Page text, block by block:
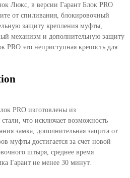
Люкс, в версии Гарант Блок PRO
от спиливания, блокировочный
защиту крепления муфты,
механизм и дополнительную защиту
PRO это неприступная крепость для
PRO изготовлены из
что исключает возможность
замка, дополнительная защита от
муфты достигается за счет новой
штыря, среднее время
Гарант не менее 30 минут.